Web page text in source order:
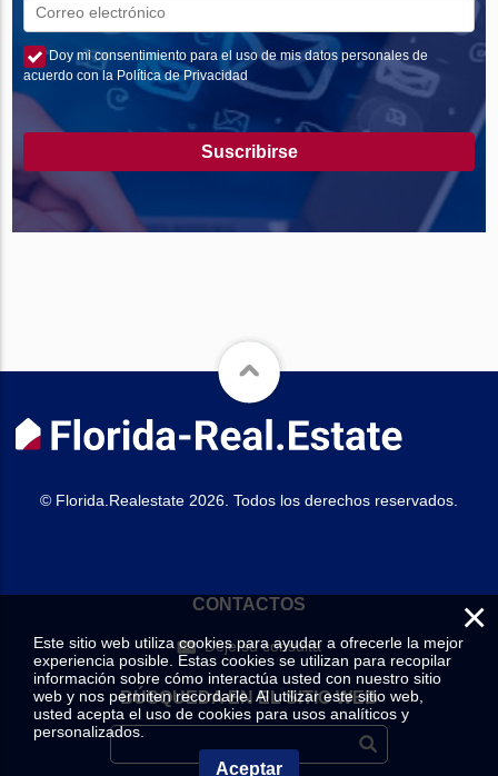
Doy mi consentimiento para el uso de mis datos personales de
acuerdo con la Política de Privacidad
Suscribirse
© Florida.Realestate 2026. Todos los derechos reservados.
CONTACTOS
Deje su consulta
BÚSQUEDA EN EL SITIO WEB
×
Este sitio web utiliza cookies para ayudar a ofrecerle la mejor
experiencia posible. Estas cookies se utilizan para recopilar
información sobre cómo interactúa usted con nuestro sitio
web y nos permiten recordarle. Al utilizar este sitio web,
usted acepta el uso de cookies para usos analíticos y
personalizados.
Aceptar